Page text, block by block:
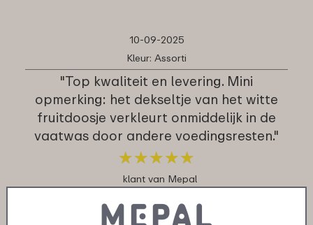
10-09-2025
Kleur: Assorti
"Top kwaliteit en levering. Mini
opmerking: het dekseltje van het witte
fruitdoosje verkleurt onmiddelijk in de
vaatwas door andere voedingsresten."
★★★★★
★★★★★
klant van Mepal